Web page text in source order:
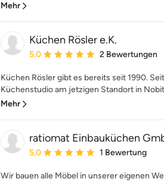
Mehr
Küchen Rösler e.K.
Durchschnittliche Bewertung: 5 von
5,0 2 Bewertungen
Küchen Rösler gibt es bereits seit 1990.
Küchenstudio am jetzigen Standort in
Mehr
ratiomat Einbauküchen
Durchschnittliche Bewertung: 5 von
5,0 1 Bewertung
Wir bauen alle Möbel in unserer eigenen